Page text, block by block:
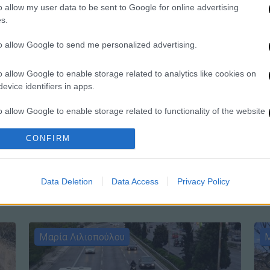
allow my user data to be sent to Google for online advertising
allow Google to send me personalized advertising.
allow Google to enable storage related to analytics like cookies on
identifiers in apps.
allow Google to enable storage related to functionality of the website
allow Google to enable storage related to personalization.
allow Google to enable storage related to security, including
CONFIRM
Data Deletion Data Access Privacy Policy
κοροϊδεύει τον κόσμο, γιατί βολεύει
ηθοποιός
Λογοθέτης
ΕΡΤ
Μαρία Λιλιοπούλου